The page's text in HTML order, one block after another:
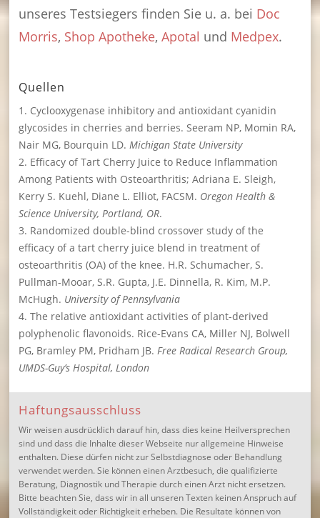
unseres Testsiegers finden Sie u. a. bei Doc
Morris, Shop Apotheke,Apotal und Medpex.
Quellen
Cyclooxygenase inhibitory and antioxidant cyanidin
glycosides in cherries and berries. Seeram NP, Momin RA,
Nair MG, Bourquin LD. Michigan State University
Efficacy of Tart Cherry Juice to Reduce Inflammation
Among Patients with Osteoarthritis; Adriana E. Sleigh,
Kerry S. Kuehl, Diane L. Elliot, FACSM. Oregon Health &
Science University, Portland, OR.
Randomized double-blind crossover study of the
efficacy of a tart cherry juice blend in treatment of
osteoarthritis (OA) of the knee. H.R. Schumacher, S.
Pullman-Mooar, S.R. Gupta, J.E. Dinnella, R. Kim, M.P.
McHugh. University of Pennsylvania
The relative antioxidant activities of plant-derived
polyphenolic flavonoids. Rice-Evans CA, Miller NJ, Bolwell
PG, Bramley PM, Pridham JB. Free Radical Research Group,
UMDS-Guy’s Hospital, London
Haftungsausschluss
Wir weisen ausdrücklich darauf hin, dass dies keine Heilversprechen
sind und dass die Inhalte dieser Webseite nur allgemeine Hinweise
enthalten. Diese dürfen nicht zur Selbstdiagnose oder Behandlung
verwendet werden. Sie können einen Arztbesuch, die qualifizierte
Beratung, Diagnostik und Therapie durch einen Arzt nicht ersetzen.
Bitte beachten Sie, dass wir in all unseren Texten keinen Anspruch auf
Vollständigkeit oder Richtigkeit erheben. Die Resultate können von